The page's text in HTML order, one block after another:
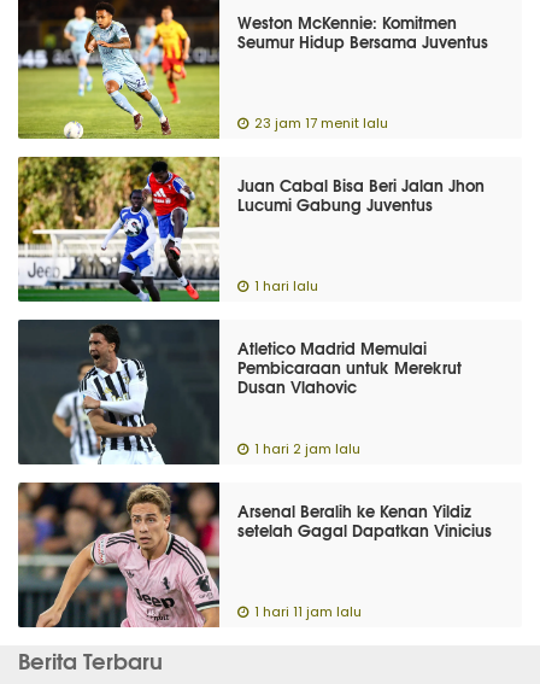
Weston McKennie: Komitmen
Seumur Hidup Bersama Juventus
23 jam 17 menit lalu
Juan Cabal Bisa Beri Jalan Jhon
Lucumi Gabung Juventus
1 hari lalu
Atletico Madrid Memulai
Pembicaraan untuk Merekrut
Dusan Vlahovic
1 hari 2 jam lalu
Arsenal Beralih ke Kenan Yildiz
setelah Gagal Dapatkan Vinicius
1 hari 11 jam lalu
Berita Terbaru